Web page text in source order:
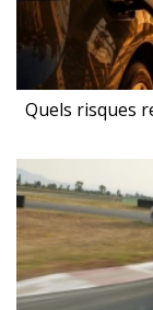
Quels risques